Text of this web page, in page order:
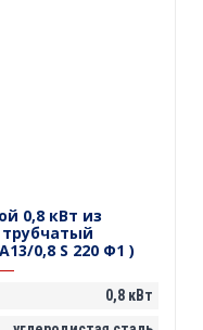
0,8 кВт из
0,8 S 220 Ф1 )
0,8 кВт